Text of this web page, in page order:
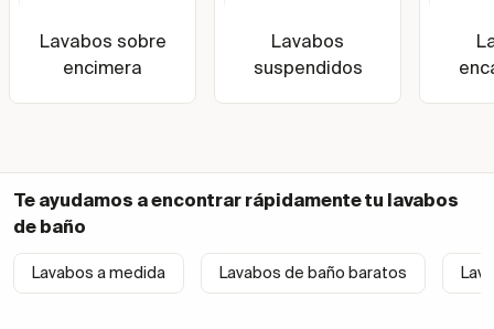
Lavabos sobre
encimera
Lavabos
suspendidos
Te ayudamos a encontrar rápidamente tu lavabos
de baño
Lavabos a medida Lavabos de baño baratos